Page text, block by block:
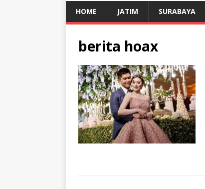
HOME JATIM SURABAYA
berita hoax